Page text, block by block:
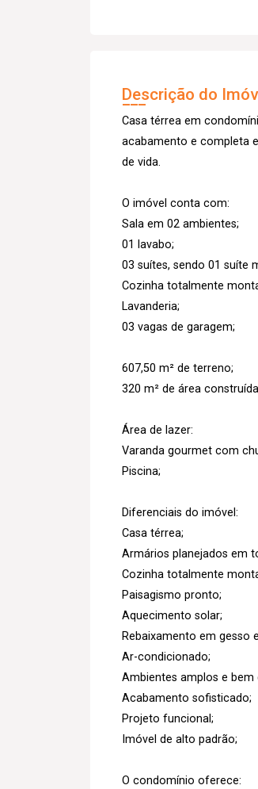
Descrição do
Casa térrea em
acabamento e completa
de vida.
O imóvel conta com:
Sala em 02 ambientes;
01 lavabo;
03 suítes, sendo 01 suíte
Cozinha totalmente
Lavanderia;
03 vagas de garagem;
607,50 m² de terreno;
320 m² de área
Área de lazer:
Varanda gourmet com
Piscina;
Diferenciais do imóvel:
Casa térrea;
Armários planejados em
Cozinha totalmente
Paisagismo pronto;
Aquecimento solar;
Rebaixamento em gesso
Ar-condicionado;
Ambientes amplos e bem
Acabamento sofisticado;
Projeto funcional;
Imóvel de alto padrão;
O condomínio oferece: